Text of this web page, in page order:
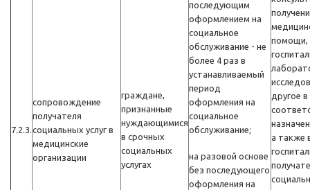
7.2.3.
сопровождение
получателя
социальных услуг в
медицинские
организации
граждане,
признанные
нуждающимися
в срочных
социальных
услугах
последующим
оформлением на
социальное
обслуживание - не
более 4 раз в
устанавливаемый
период
оформления на
социальное
обслуживание;
на разовой основе
без последующего
оформления на
помощи,
другое в
а также